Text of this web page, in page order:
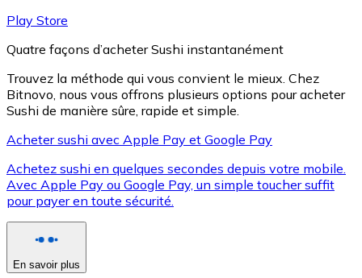
XRP
XRP
Voir toutes
Play Store
Quatre façons d’acheter Sushi instantanément
Trouvez la méthode qui vous convient le mieux. Chez
Bitnovo, nous vous offrons plusieurs options pour acheter
Sushi de manière sûre, rapide et simple.
Acheter sushi avec Apple Pay et Google Pay
Achetez sushi en quelques secondes depuis votre mobile.
Avec Apple Pay ou Google Pay, un simple toucher suffit
pour payer en toute sécurité.
En savoir plus